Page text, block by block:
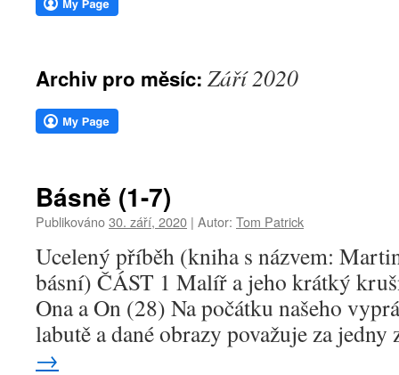
webu
Archiv pro měsíc: Září 2020
Básně (1-7)
Publikováno30. září, 2020 | Autor: Tom Patrick
Ucelený příběh (kniha s názvem:
básní) ČÁST 1 Malíř a jeho krátký
Ona a On (28) Na počátku našeho
labutě a dané obrazy považuje za
→